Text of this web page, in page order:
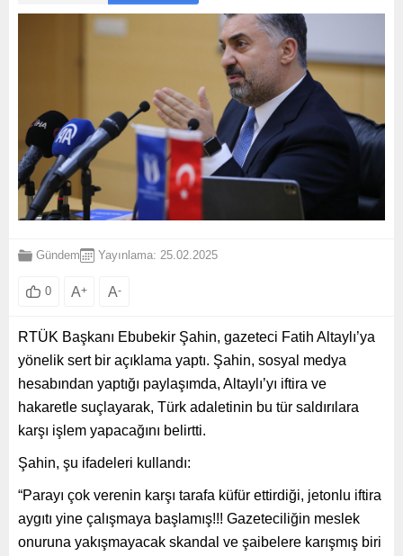
Gündem Yayınlama: 25.02.2025
0 A+ A-
RTÜK Başkanı Ebubekir Şahin, gazeteci Fatih Altaylı’ya
yönelik sert bir açıklama yaptı. Şahin, sosyal medya
hesabından yaptığı paylaşımda, Altaylı’yı iftira ve
hakaretle suçlayarak, Türk adaletinin bu tür saldırılara
karşı işlem yapacağını belirtti.
Şahin, şu ifadeleri kullandı:
“Parayı çok verenin karşı tarafa küfür ettirdiği, jetonlu iftira
aygıtı yine çalışmaya başlamış!!! Gazeteciliğin meslek
onuruna yakışmayacak skandal ve şaibelere karışmış biri